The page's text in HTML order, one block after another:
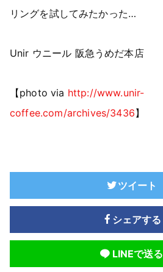
リングを試してみたかった…
Unir ウニール 阪急うめだ本店
【photo via http://www.unir-
coffee.com/archives/3436】
ツイート
シェアする
LINEで送る